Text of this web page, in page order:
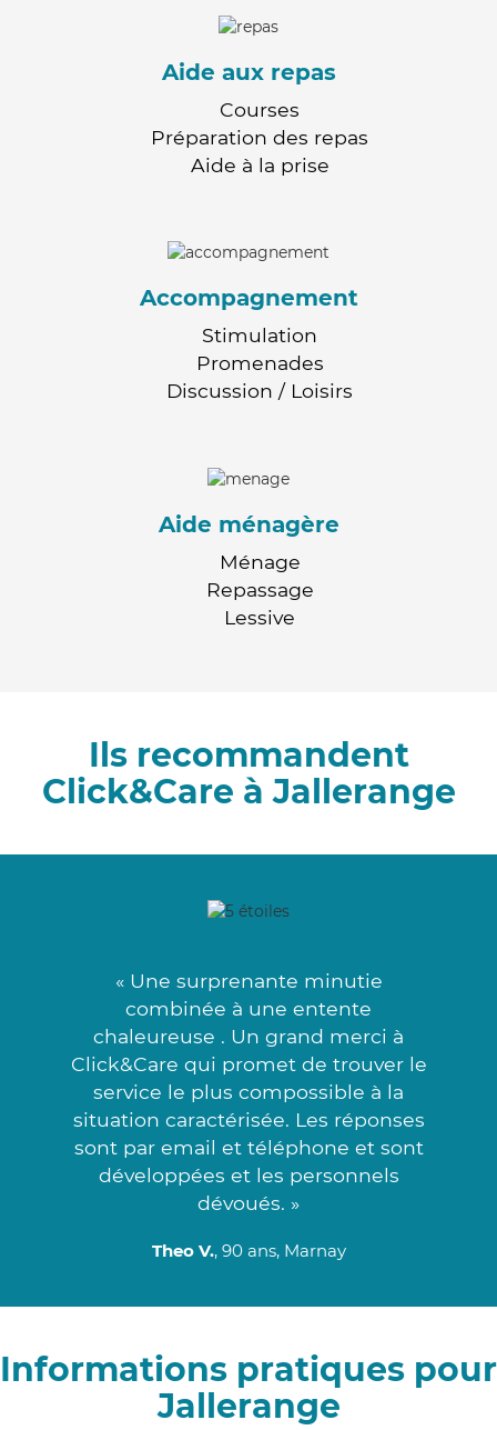
Aide aux repas
Courses
Préparation des repas
Aide à la prise
Accompagnement
Stimulation
Promenades
Discussion / Loisirs
Aide ménagère
Ménage
Repassage
Lessive
Ils recommandent
Click&Care à Jallerange
« Une surprenante minutie
combinée à une entente
chaleureuse . Un grand merci à
Click&Care qui promet de trouver le
service le plus compossible à la
situation caractérisée. Les réponses
sont par email et téléphone et sont
développées et les personnels
dévoués. »
Theo V., 90 ans, Marnay
Informations pratiques pour
Jallerange